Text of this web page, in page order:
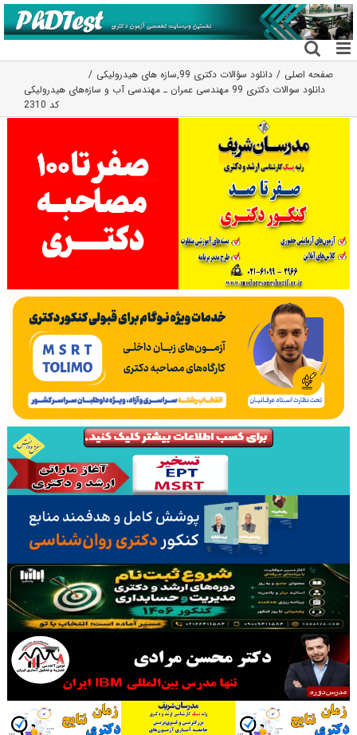
رفتن
به
محتوا
صفحه اصلی دانلود سؤالات دکتری 99 ,سازه های هیدرولیکی
دانلود سوالات دکتری 99 مهندسی عمران ـ مهندسی آب و سازه‌های هیدرولیکی
کد 2310